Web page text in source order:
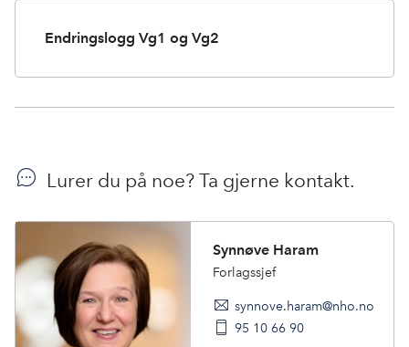
Endringslogg Vg1 og Vg2
Lurer du på noe? Ta gjerne kontakt.
Synnøve Haram
Forlagssjef
synnove.haram@nho.no
95 10 66 90